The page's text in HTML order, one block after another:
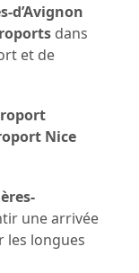
d’Avignon
dans
et de
Nice
une arrivée
les longues